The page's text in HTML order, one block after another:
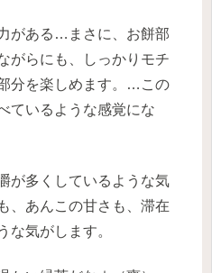
がある…まさに、お餅部
がらにも、しっかりモチ
分を楽しめます。…この
ているような感覚にな
が多くしているような気
、あんこの甘さも、滞在
な気がします。